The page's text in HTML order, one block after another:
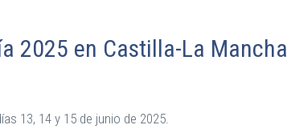
2025 en Castilla-La Mancha
13, 14 y 15 de junio de 2025.